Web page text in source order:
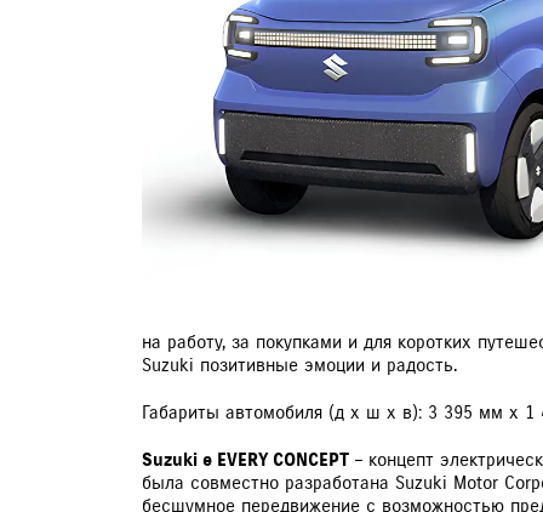
ЗАПИСЬ НА ТО
на работу, за покупками и для коротких
Suzuki позитивные эмоции и радость.
Габариты автомобиля (д х ш х в): 3 395 мм x
Suzuki e EVERY CONCEPT – концепт
была совместно разработана Suzuki Motor
бесшумное передвижение с возможностью